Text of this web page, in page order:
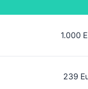
1.000
239